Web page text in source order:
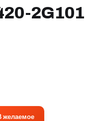
2G101
желаемое